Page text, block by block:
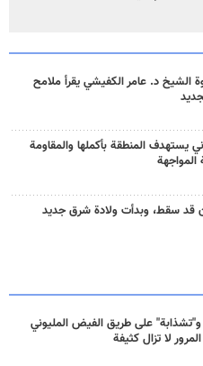
الشيخ د. عامر الكفيشي يقرأ ملامح
يستهدف المنطقة بأكملها والمقاومة
قد سقط، وبدأت ولادة شرق جديد
على طريق الفيض المليوني
لا تزال كثيفة